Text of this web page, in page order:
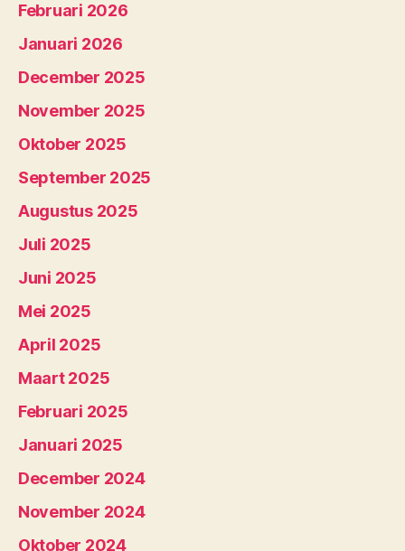
Februari 2026
Januari 2026
December 2025
November 2025
Oktober 2025
September 2025
Augustus 2025
Juli 2025
Juni 2025
Mei 2025
April 2025
Maart 2025
Februari 2025
Januari 2025
December 2024
November 2024
Oktober 2024